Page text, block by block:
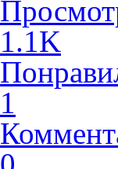
1.1K
1